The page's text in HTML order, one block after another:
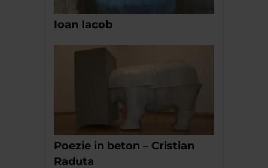
Ioan Iacob
Poezie in beton – Cristian
Raduta